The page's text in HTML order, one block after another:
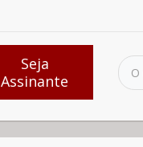
Seja
Assinante